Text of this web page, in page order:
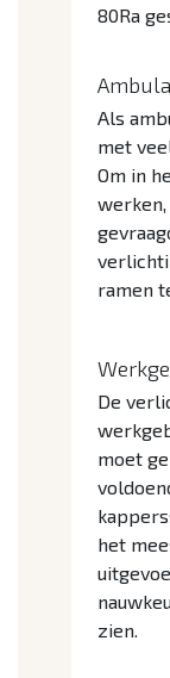
80Ra
Als
met
Om in
ramen
De
moet
het
zien.